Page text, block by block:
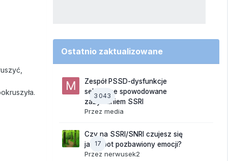
Ostatnio zaktualizowane
3 043
Zespół PSSD-dysfunkcje
seksualne spowodowane
zażywaniem SSRI
Przez media
17
Czy na SSRI/SNRI czujesz się
jak robot pozbawiony emocji?
Przez nerwusek2